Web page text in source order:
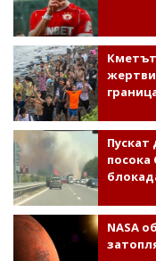
Кметът
посока
NASA